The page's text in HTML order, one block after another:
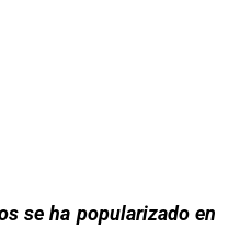
se ha popularizado en